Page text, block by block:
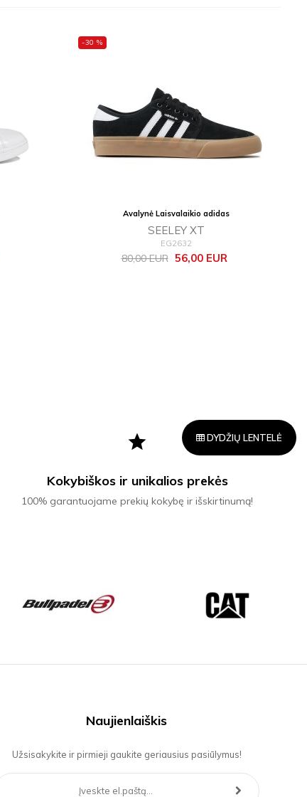
DYDŽIŲ LENTELĖ
-30 %
Avalynė Laisvalaikio adidas
SEELEY XT
EG2632
Bazinė
80,00 EUR Kaina
56,00 EUR
star
Kokybiškos ir unikalios prekės
100% garantuojame prekių kokybę ir išskirtinumą!
Naujienlaiškis
Užsisakykite ir pirmieji gaukite geriausius pasiūlymus!